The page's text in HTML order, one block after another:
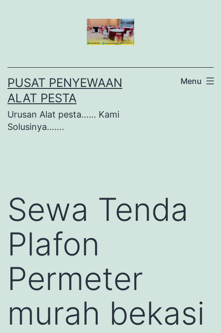
PUSAT PENYEWAAN
ALAT PESTA
Urusan Alat pesta…… Kami
Solusinya…….
Menu
Sewa Tenda
Plafon
Permeter
murah bekasi